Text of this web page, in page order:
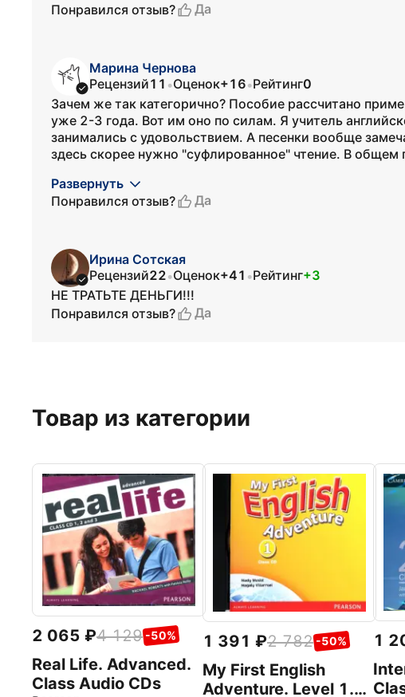
Понравился отзыв?
Да
Марина Чернова
Рецензий11 •Оценок+16•Рейтинг0
Зачем же так категорично? Пособие рассчитано
уже 2-3 года. Вот им оно по силам. Я учитель
занимались с удовольствием. А песенки вообще
здесь скорее нужно "суфлированное" чтение. В общем
Развернуть
Понравился отзыв?
Да
Ирина Сотская
Рецензий22•Оценок+41 •Рейтинг+3
НЕ ТРАТЬТЕ ДЕНЬГИ!!!
Понравился отзыв?
Да
Товар из категории
2 065 4 129 -50%
Real Life. Advanced.
Class Audio CDs
1 391 2 782 -50%
My First English
Adventure. Level 1.
1